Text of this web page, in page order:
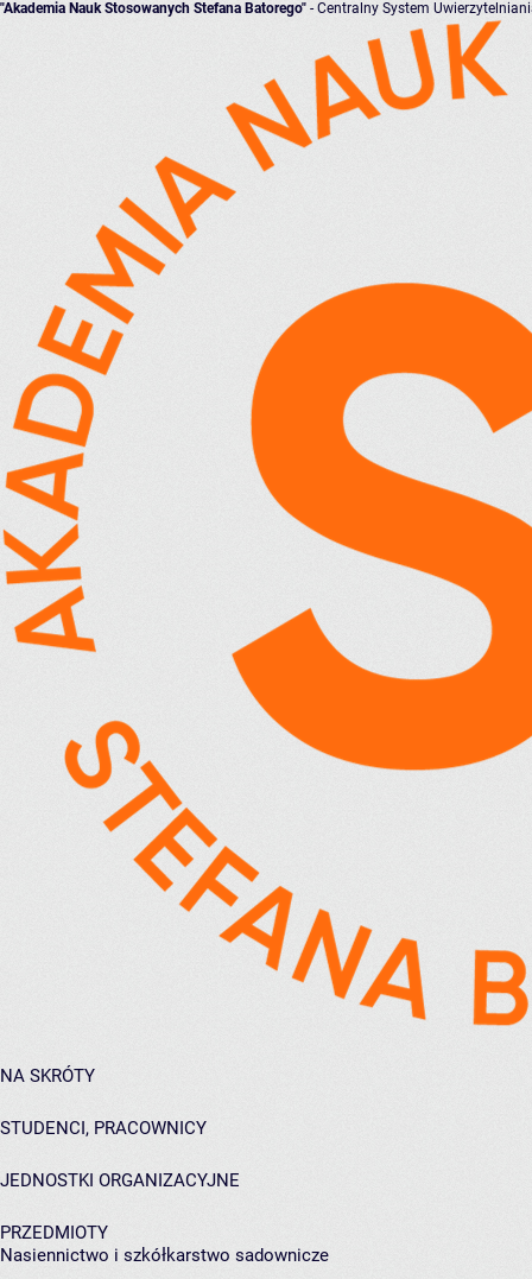
"Akademia Nauk Stosowanych Stefana Batorego" - Centralny System
NA SKRÓTY
STUDENCI, PRACOWNICY
JEDNOSTKI ORGANIZACYJNE
PRZEDMIOTY
Nasiennictwo i szkółkarstwo sadownicze